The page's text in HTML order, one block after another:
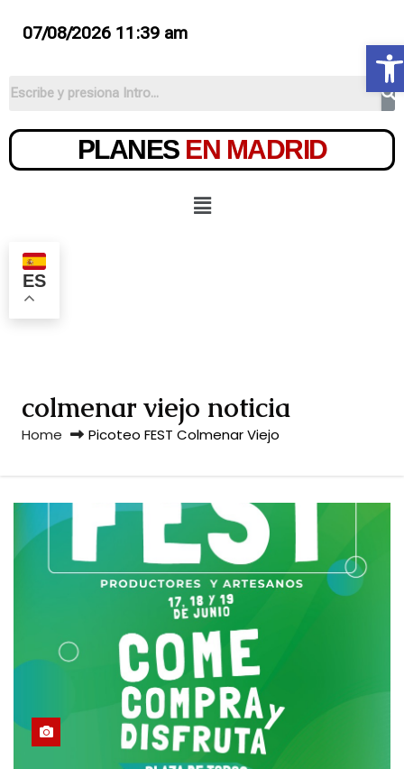
07/08/2026 11:39 am
PLANES EN MADRID
ES
colmenar viejo noticia
Home Picoteo FEST Colmenar Viejo